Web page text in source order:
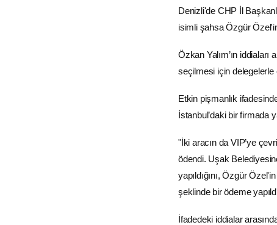
Denizli'de CHP İl
isimli şahsa Özgür
Özkan Yalım’ın
seçilmesi için delegelerle
Etkin pişmanlık
İstanbul’daki bir firmada
"İki aracın da VIP’ye
ödendi. Uşak
yapıldığını, Özgür
şeklinde bir ödeme
İfadedeki iddialar